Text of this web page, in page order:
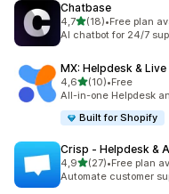
Chatbase
4,7z 5 hvězd
(18)
Celkový počet recenzí:
•Free plan
AI chatbot for 24/7
MX: Helpdesk &
4,6z 5 hvězd
(10)
Celkový počet recenzí:
•Free
All-in-one Helpdesk
Built for Shopify
Crisp ‑ Helpdesk &
4,9z 5 hvězd
(27)
Celkový počet recenzí:
•Free plan
Automate customer